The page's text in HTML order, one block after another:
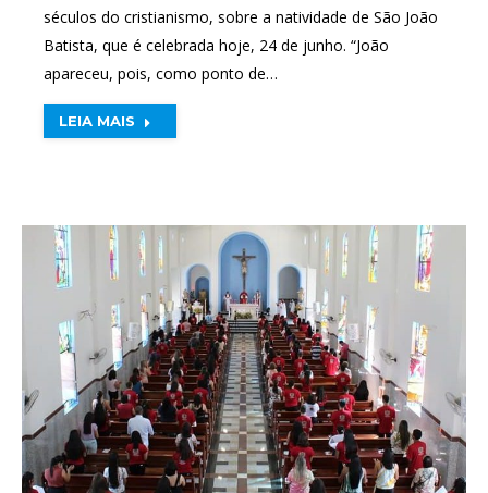
séculos do cristianismo, sobre a natividade de São João
Batista, que é celebrada hoje, 24 de junho. “João
apareceu, pois, como ponto de…
LEIA MAIS